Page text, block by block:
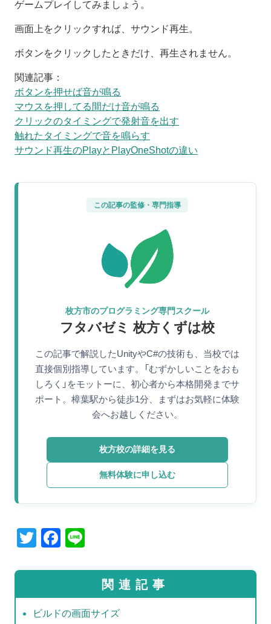
ゲームプレイしてみましょう。
画面上をクリックすれば、サウンド再生。
ボタンをクリックしたときだけ、再生されません。
関連記事：
ボタンを押せば音が鳴る
マウスを押してる間だけ音が鳴る
クリックのタイミングで発射音を出す
触れたタイミングで音を鳴らす
サウンド再生のPlayとPlayOneShotの違い
この記事の監修・専門指導
枚方市のプログラミング専門スクール
フタバゼミ 枚方くずは校
この記事で解説したUnityやC#の技術も、当校では
直接個別指導しています。「むずかしいことをおも
しろく」をモットーに、初心者から本格開発までサ
ポート。樟葉駅から徒歩1分、まずはお気軽に体験
会へお越しください。
枚方校の詳細を見る
無料体験に申し込む
T
tt
er
F
c
e
b
e 関連記事
ビルドの画面サイズ